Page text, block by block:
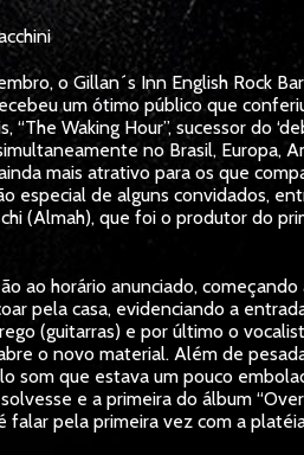
o Gillan´s Inn English Rock
um ótimo público que
Waking Hour”, sucessor do
no Brasil, Europa,
mais atrativo para os que
especial de alguns convidados,
(Almah), que foi o produtor do
ao horário anunciado, começando
pela casa, evidenciando a
(guitarras) e por último o
o novo material. Além de
som que estava um pouco
e a primeira do álbum
falar pela primeira vez com a